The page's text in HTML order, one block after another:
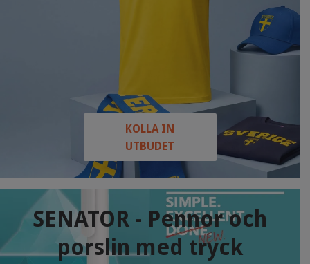
KOLLA IN
UTBUDET
SENATOR - Pennor och
porslin med tryck